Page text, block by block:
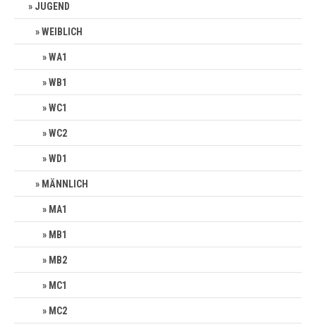
JUGEND
WEIBLICH
WA1
WB1
WC1
WC2
WD1
MÄNNLICH
MA1
MB1
MB2
MC1
MC2